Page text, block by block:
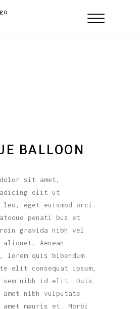
BALLOON
dolor sit amet,
adicing elit ut
leo, eget euismod orci.
penati bus et
gravida nibh vel
Aenean
quis bibendum
elit consequat ipsum,
sem nibh id elit. Duis
nibh vulputate
mauris et. Morbi